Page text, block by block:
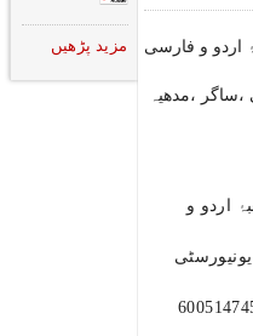
اردو و فارسی
،مدھیہ
اردو و
پردیش موبائل نمبر: 6005147458
مزید پڑھیں